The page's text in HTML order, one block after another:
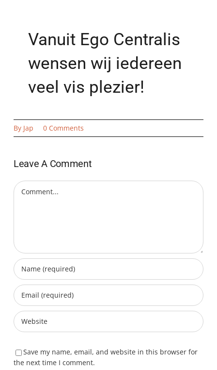
Vanuit Ego Centralis
wensen wij iedereen
veel vis plezier!
By Jap 0 Commentson
Dagje
met
Centralis
Leave A Comment
Comment
Save my name, email, and website in this browser for
the next time I comment.